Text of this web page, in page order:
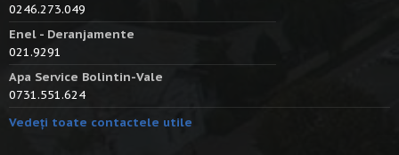
0246.273.049
Enel - Deranjamente
021.9291
Apa Service Bolintin-Vale
0731.551.624
Vedeți toate contactele utile